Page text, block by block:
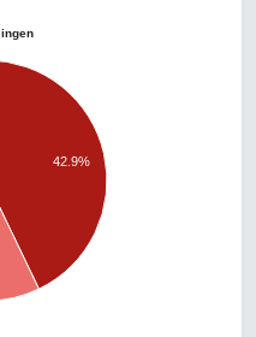
ingen
42.9%